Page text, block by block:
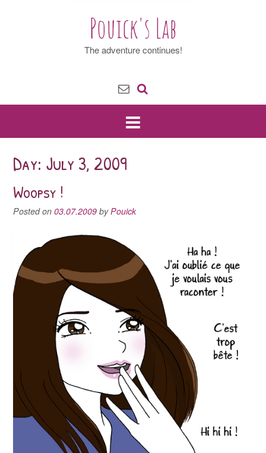
Pouick's Lab
The adventure continues!
Day: July 3, 2009
Woopsy !
Posted on 03.07.2009 byPouick